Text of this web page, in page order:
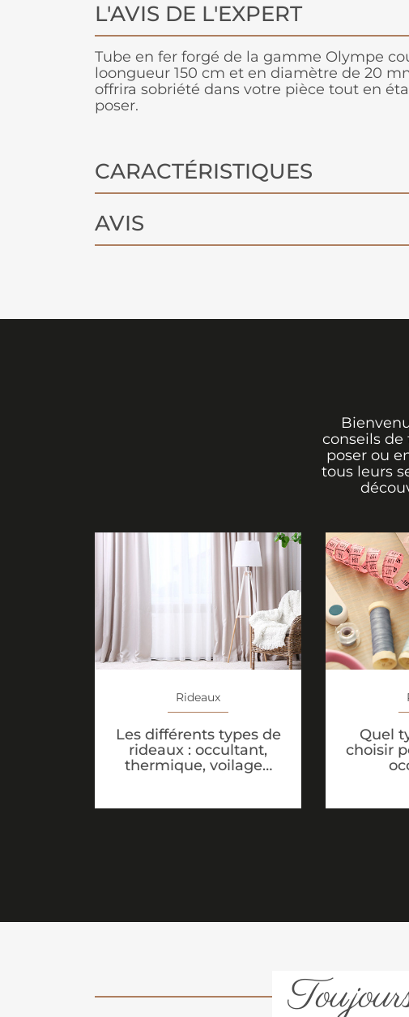
L'AVIS DE L'EXPERT
Tube en fer forgé de la gamme Olympe
loongueur 150 cm et en diamètre de 20
offrira sobriété dans votre pièce tout en
poser.
CARACTÉRISTIQUES
AVIS
conseils de
poser ou
tous leurs
Rideaux
Les différents types de
rideaux : occultant,
thermique, voilage…
Quel
choisir